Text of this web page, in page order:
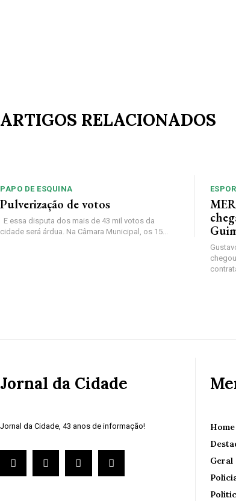
ARTIGOS RELACIONADOS
PAPO DE ESQUINA
Pulverização de votos
E essa disputa dos mais de 43 mil votos da
cidade será árdua. Na Câmara Municipal, os 15...
Jornal da Cidade
Jornal da Cidade, 43 anos de informação!
Home
Geral